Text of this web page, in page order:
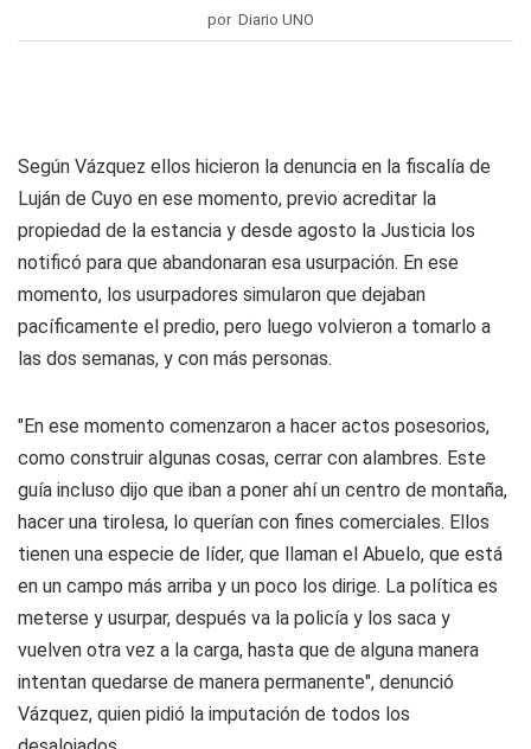
por Diario UNO
Según Vázquez ellos hicieron la denuncia en la fiscalía de
Luján de Cuyo en ese momento, previo acreditar la
propiedad de la estancia y desde agosto la Justicia los
notificó para que abandonaran esa usurpación. En ese
momento, los usurpadores simularon que dejaban
pacíficamente el predio, pero luego volvieron a tomarlo a
las dos semanas, y con más personas.
"En ese momento comenzaron a hacer actos posesorios,
como construir algunas cosas, cerrar con alambres. Este
guía incluso dijo que iban a poner ahí un centro de montaña,
hacer una tirolesa, lo querían con fines comerciales. Ellos
tienen una especie de líder, que llaman el Abuelo, que está
en un campo más arriba y un poco los dirige. La política es
meterse y usurpar, después va la policía y los saca y
vuelven otra vez a la carga, hasta que de alguna manera
intentan quedarse de manera permanente", denunció
Vázquez, quien pidió la imputación de todos los